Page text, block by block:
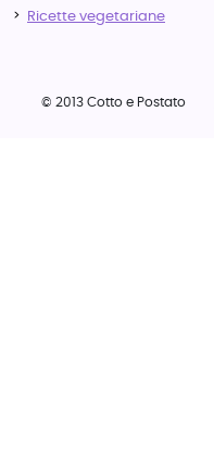
Ricette vegetariane
© 2013 Cotto e Postato